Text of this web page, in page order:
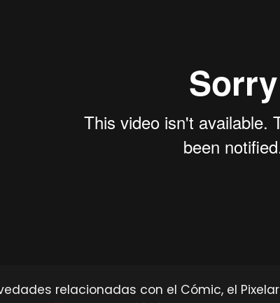
relacionadas con el Cómic, el